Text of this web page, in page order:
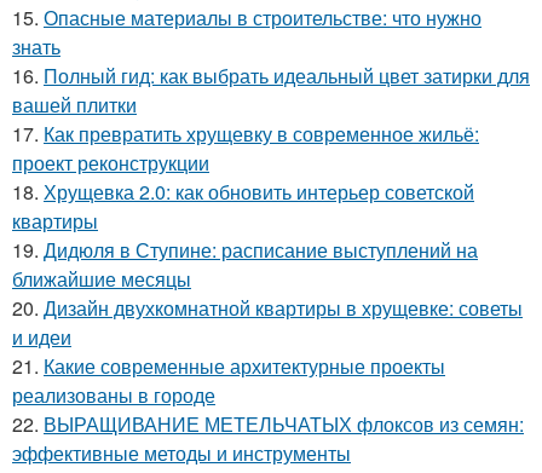
15. Опасные материалы в строительстве: что нужно
знать
16. Полный гид: как выбрать идеальный цвет затирки для
вашей плитки
17. Как превратить хрущевку в современное жильё:
проект реконструкции
18. Хрущевка 2.0: как обновить интерьер советской
квартиры
19. Дидюля в Ступине: расписание выступлений на
ближайшие месяцы
20. Дизайн двухкомнатной квартиры в хрущевке: советы
и идеи
21. Какие современные архитектурные проекты
реализованы в городе
22. ВЫРАЩИВАНИЕ МЕТЕЛЬЧАТЫХ флоксов из семян:
эффективные методы и инструменты